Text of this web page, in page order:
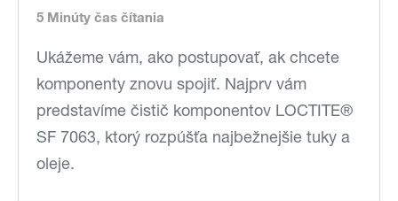
5 Minúty čas čítania
Ukážeme vám, ako postupovať, ak chcete
komponenty znovu spojiť. Najprv vám
predstavíme čistič komponentov LOCTITE®
SF 7063, ktorý rozpúšťa najbežnejšie tuky a
oleje.